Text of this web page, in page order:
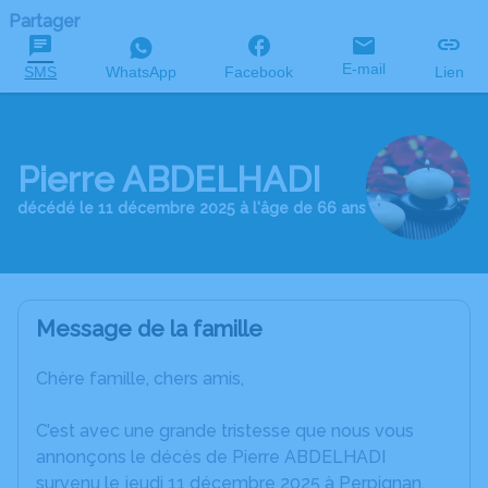
Partager
SMS WhatsApp Facebook E-mail Lien
Pierre ABDELHADI
décédé le 11 décembre 2025 à l'âge de 66 ans
Message de la famille
Chère famille, chers amis,
C’est avec une grande tristesse que nous vous
annonçons le décès de Pierre ABDELHADI
survenu le jeudi 11 décembre 2025 à Perpignan.